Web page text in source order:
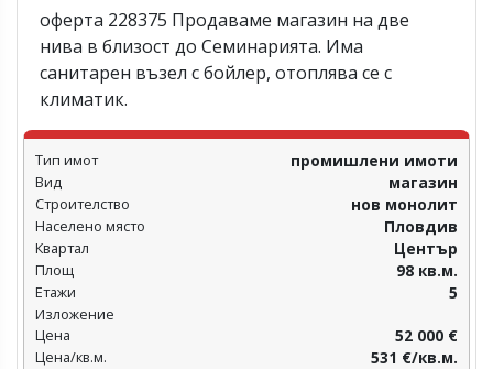
оферта 228375 Продаваме магазин на две
нива в близост до Семинарията. Има
санитарен възел с бойлер, отоплява се с
климатик.
Тип имот промишлени имоти
Вид магазин
Строителство нов монолит
Населено място Пловдив‎
Квартал Център
Площ 98 кв.м.
Етажи 5
Изложение
Цена
52 000 €
Цена/кв.м. 531 €/кв.м.